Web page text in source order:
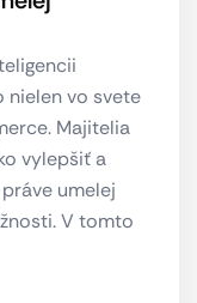
nielen vo svete
Majitelia
vylepšiť a
umelej
V tomto